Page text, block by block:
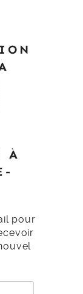
À
pour